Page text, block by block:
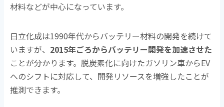
材料などが中心になっています。
日立化成は1990年代からバッテリー材料の開発を続けて
いますが、 2015年ごろからバッテリー開発を加速させた
ことが分かります。脱炭素化に向けたガソリン車からEV
へのシフトに対応して、開発リソースを増強したことが
推測できます。